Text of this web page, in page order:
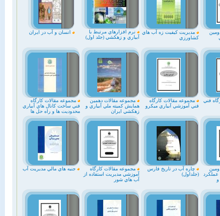
انسان و آب در ايران
نرم افزارهاي مرتبط با
آبياري و زهكشي (جلد اول)
مديريت كيفيت زه آب هاي
كشاورزي
مجموعه مقالات كارگاه
فني ساخت كانال هاي آبياري
محدوديت ها و راه حل ها
مجموعه مقالات دهمين
همايش كميته ملي آبياري و
زهكشي ايران
مجموعه مقالات كارگاه
فني آموزشي آبياري ميكرو
فني
جنبه هاي مالي مديريت آب
مجموعه مقالات كارگاه
آموزشي مديريت استفاده از
آب هاي شور
چاره آب در تاريخ فارس
(جلداول)
عملكرد
و